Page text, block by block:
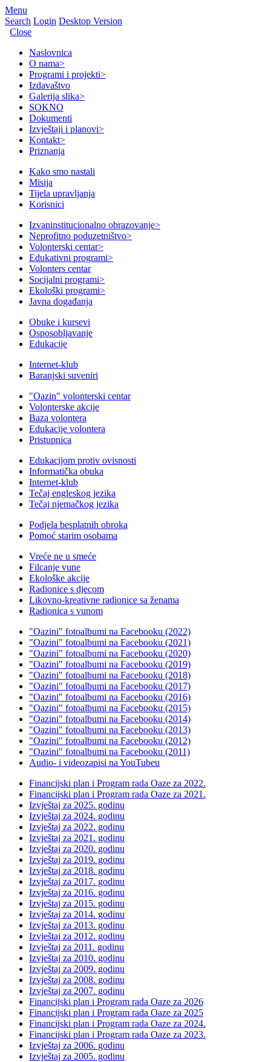
Menu
Search Login Desktop Version
Close
Naslovnica
O nama>
Programi i projekti>
Izdavaštvo
Galerija slika>
SOKNO
Dokumenti
Izvještaji i planovi>
Kontakt>
Priznanja
Kako smo nastali
Misija
Tijela upravljanja
Korisnici
Izvaninstitucionalno obrazovanje>
Neprofitno poduzetništvo>
Volonterski centar>
Edukativni programi>
Volonters centar
Socijalni programi>
Ekološki programi>
Javna događanja
Obuke i kursevi
Osposobljavanje
Edukacije
Internet-klub
Baranjski suveniri
"Oazin" volonterski centar
Volonterske akcije
Baza volontera
Edukacije volontera
Pristupnica
Edukacijom protiv ovisnosti
Informatička obuka
Internet-klub
Tečaj engleskog jezika
Tečaj njemačkog jezika
Podjela besplatnih obroka
Pomoć starim osobama
Vreće ne u smeće
Filcanje vune
Ekološke akcije
Radionice s djecom
Likovno-kreativne radionice sa ženama
Radionica s vunom
"Oazini" fotoalbumi na Facebooku (2022)
"Oazini" fotoalbumi na Facebooku (2021)
"Oazini" fotoalbumi na Facebooku (2020)
"Oazini" fotoalbumi na Facebooku (2019)
"Oazini" fotoalbumi na Facebooku (2018)
"Oazini" fotoalbumi na Facebooku (2017)
"Oazini" fotoalbumi na Facebooku (2016)
"Oazini" fotoalbumi na Facebooku (2015)
"Oazini" fotoalbumi na Facebooku (2014)
"Oazini" fotoalbumi na Facebooku (2013)
"Oazini" fotoalbumi na Facebooku (2012)
"Oazini" fotoalbumi na Facebooku (2011)
Audio- i videozapisi na YouTubeu
Financijski plan i Program rada Oaze za 2022.
Financijski plan i Program rada Oaze za 2021.
Izvještaj za 2025. godinu
Izvještaj za 2024. godinu
Izvještaj za 2022. godinu
Izvještaj za 2021. godinu
Izvještaj za 2020. godinu
Izvještaj za 2019. godinu
Izvještaj za 2018. godinu
Izvještaj za 2017. godinu
Izvještaj za 2016. godinu
Izvještaj za 2015. godinu
Izvještaj za 2014. godinu
Izvještaj za 2013. godinu
Izvještaj za 2012. godinu
Izvještaj za 2011. godinu
Izvještaj za 2010. godinu
Izvještaj za 2009. godinu
Izvještaj za 2008. godinu
Izvještaj za 2007. godinu
Financijski plan i Program rada Oaze za 2026
Financijski plan i Program rada Oaze za 2025
Financijski plan i Program rada Oaze za 2024.
Financijski plan i Program rada Oaze za 2023.
Izvještaj za 2006. godinu
Izvještaj za 2005. godinu